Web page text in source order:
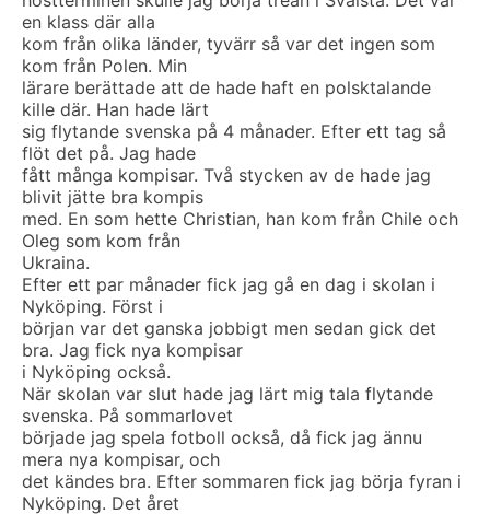
en klass där alla
kom från olika länder, tyvärr så var det ingen som
kom från Polen. Min
lärare berättade att de hade haft en polsktalande
kille där. Han hade lärt
sig flytande svenska på 4 månader. Efter ett tag så
flöt det på. Jag hade
fått många kompisar. Två stycken av de hade jag
blivit jätte bra kompis
med. En som hette Christian, han kom från Chile och
Oleg som kom från
Ukraina.
Efter ett par månader fick jag gå en dag i skolan i
Nyköping. Först i
början var det ganska jobbigt men sedan gick det
bra. Jag fick nya kompisar
i Nyköping också.
När skolan var slut hade jag lärt mig tala flytande
svenska. På sommarlovet
började jag spela fotboll också, då fick jag ännu
mera nya kompisar, och
det kändes bra. Efter sommaren fick jag börja fyran i
Nyköping. Det året